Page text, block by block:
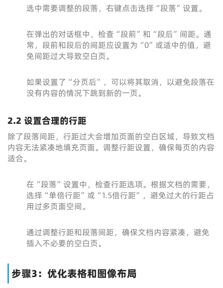
选中需要调整的段落，右键点击选择“段落”设置。
在弹出的对话框中，检查“段前”和“段后”间距。通
常，段前和段后的间距应设置为“0”或适中的值，避
免间距过大导致空白页。
如果设置了“分页后”，可以将其取消，以避免段落在
没有内容的情况下跳到新的一页。
2.2 设置合理的行距
除了段落间距，行距过大会增加页面的空白区域，导致文档
内容无法紧凑地填充页面。调整行距设置，确保每页的内容
适合。
在“段落”设置中，检查行距选项。根据文档的需要，
选择“单倍行距”或“1.5倍行距”，避免过大的行距占
用过多页面空间。
通过调整行距和段落间距，确保文档内容紧凑，避免
插入不必要的空白页。
步骤3：优化表格和图像布局